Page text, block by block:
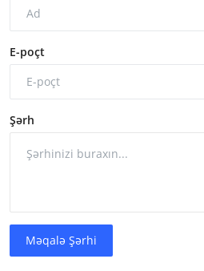
E-poçt
Şərh
Məqalə Şərhi